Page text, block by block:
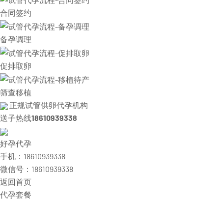
合同签约
备孕调理
促排取卵
筛查移植
正规试管供卵代孕机构
送子热线18610939338
好孕代孕
手机：18610939338
微信号：18610939338
返回首页
代孕套餐